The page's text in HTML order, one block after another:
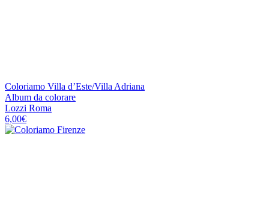
Coloriamo Villa d’Este/Villa Adriana
Album da colorare
Lozzi Roma
6,00€